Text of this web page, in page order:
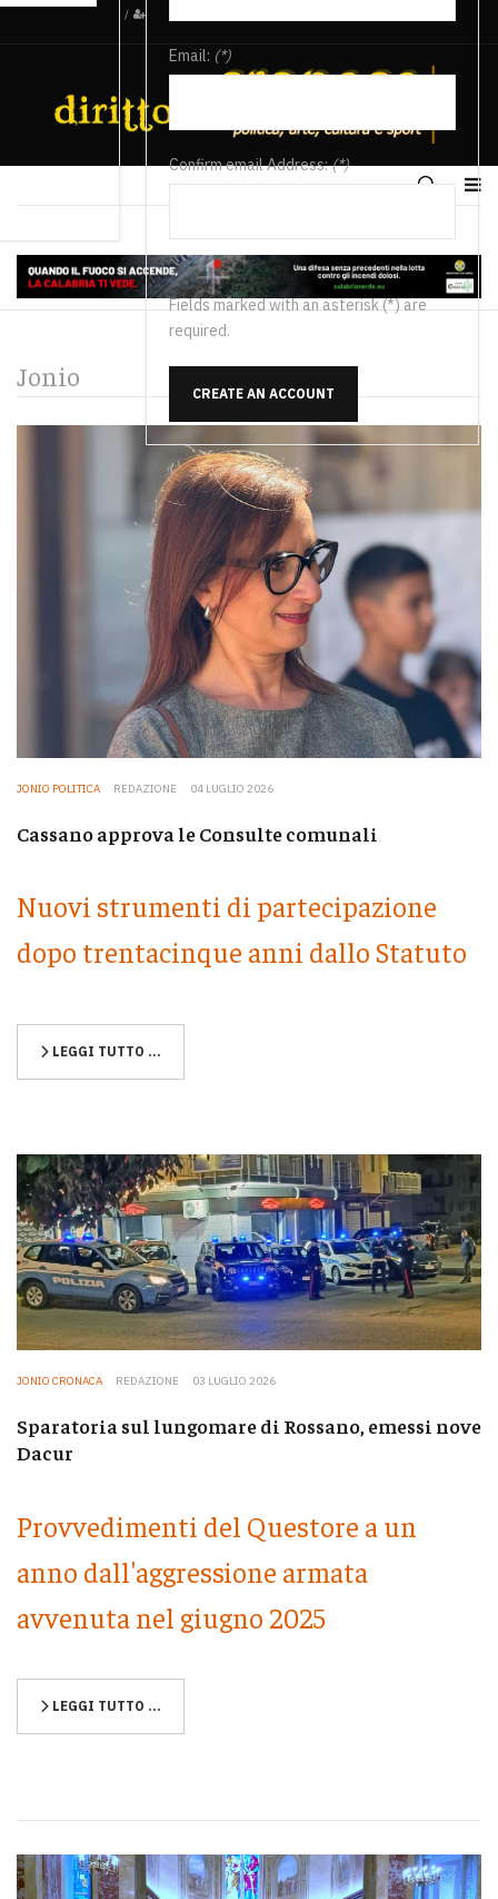
/
Email: (*)
Confirm email Address:(*)
Fields marked with an asterisk (*) are
required.
CREATE AN ACCOUNT
Jonio
JONIO POLITICA REDAZIONE 04 LUGLIO 2026
Cassano approva le Consulte comunali
Nuovi strumenti di partecipazione
dopo trentacinque anni dallo Statuto
LEGGI TUTTO …
JONIO CRONACA REDAZIONE 03 LUGLIO 2026
Sparatoria sul lungomare di Rossano, emessi nove
Dacur
Provvedimenti del Questore a un
anno dall'aggressione armata
avvenuta nel giugno 2025
LEGGI TUTTO …